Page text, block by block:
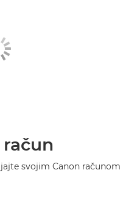
svojim Canon računom